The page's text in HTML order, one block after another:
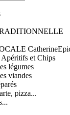
Catherine
Apéritifs et Chips
légumes
viandes
pizza...